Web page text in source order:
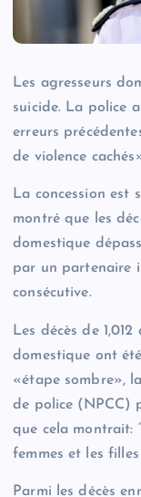
Les agresseurs
suicide. La police
erreurs
de violence
La concession est
montré que les
domestique
par un partenaire
consécutive.
Les décès de
domestique ont
«étape sombre»,
de police (NPCC)
que cela montrait:
femmes et les
Parmi les décès